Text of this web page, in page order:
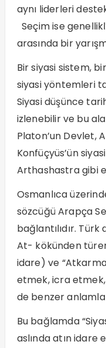
aynı liderleri
Seçim ise
arasında bir
Bir siyasi sistem,
siyasi yöntemleri
Siyasi düşünce
izlenebilir ve bu
Platon’un Devlet,
Konfüçyüs’ün
Arthashastra gibi
Osmanlıca
sözcüğü Arapça
bağlantılıdır.
At- kökünden
idare) ve
etmek, icra
de benzer
Bu bağlamda
aslında atın idare